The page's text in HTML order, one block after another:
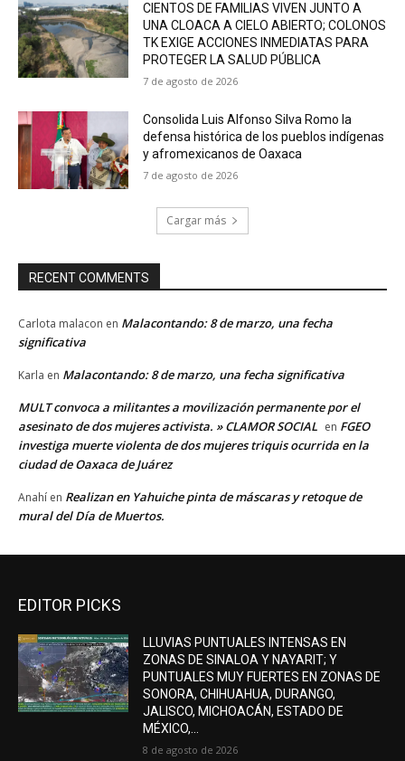
CIENTOS DE FAMILIAS VIVEN JUNTO A
UNA CLOACA A CIELO ABIERTO; COLONOS
TK EXIGE ACCIONES INMEDIATAS PARA
PROTEGER LA SALUD PÚBLICA
7 de agosto de 2026
Consolida Luis Alfonso Silva Romo la
defensa histórica de los pueblos indígenas
y afromexicanos de Oaxaca
7 de agosto de 2026
Cargar más
RECENT COMMENTS
Carlota malacon en Malacontando: 8 de marzo, una fecha
significativa
Karla en Malacontando: 8 de marzo, una fecha significativa
MULT convoca a militantes a movilización permanente por el
asesinato de dos mujeres activista. » CLAMOR SOCIAL en FGEO
investiga muerte violenta de dos mujeres triquis ocurrida en la
ciudad de Oaxaca de Juárez
Anahí en Realizan en Yahuiche pinta de máscaras y retoque de
mural del Día de Muertos.
EDITOR PICKS
LLUVIAS PUNTUALES INTENSAS EN
ZONAS DE SINALOA Y NAYARIT; Y
PUNTUALES MUY FUERTES EN ZONAS DE
SONORA, CHIHUAHUA, DURANGO,
JALISCO, MICHOACÁN, ESTADO DE
MÉXICO,...
8 de agosto de 2026